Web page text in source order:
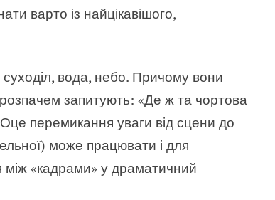
варто із найцікавішого,
суходіл, вода, небо. Причому вони
запитують: «Де ж та чортова
Оце перемикання уваги від сцени до
може працювати і для
«кадрами» у драматичний